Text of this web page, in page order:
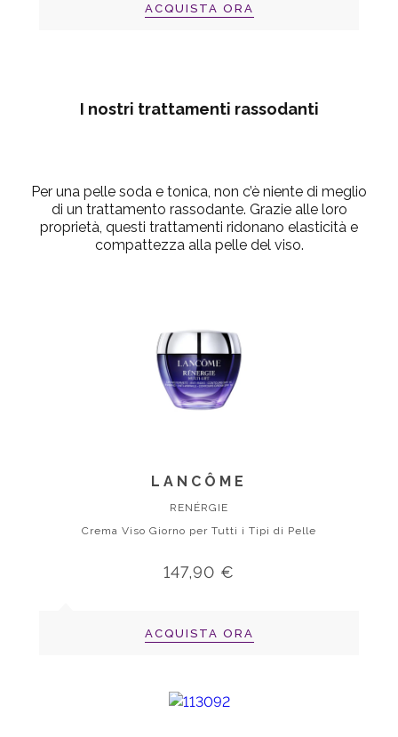
ACQUISTA ORA
I nostri trattamenti rassodanti
Per una pelle soda e tonica, non c’è niente di meglio
di un trattamento rassodante. Grazie alle loro
proprietà, questi trattamenti ridonano elasticità e
compattezza alla pelle del viso.
LANCÔME
RENÉRGIE
Crema Viso Giorno per Tutti i Tipi di Pelle
147,90 €
ACQUISTA ORA